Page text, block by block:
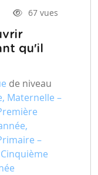
67 vues
qu'il
de niveau
Maternelle –
–